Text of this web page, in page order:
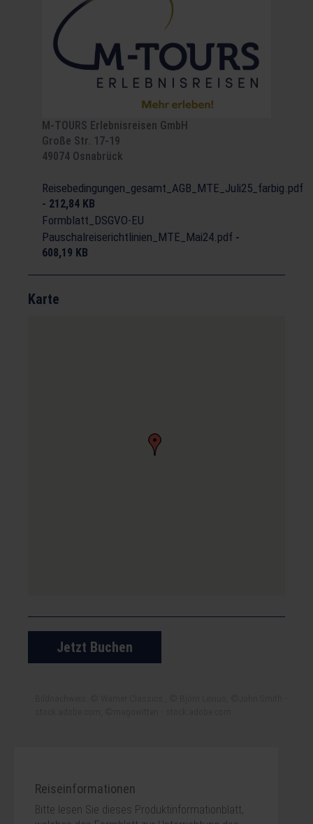
M-TOURS Erlebnisreisen GmbH
Große Str. 17-19
49074 Osnabrück
Reisebedingungen_gesamt_AGB_MTE_Juli25_farbig.pdf
- 212,84 KB
Formblatt_DSGVO-EU
Pauschalreiserichtlinien_MTE_Mai24.pdf -
608,19 KB
Karte
Jetzt Buchen
Reiseinformationen
Bitte lesen Sie dieses Produktinformationblatt,